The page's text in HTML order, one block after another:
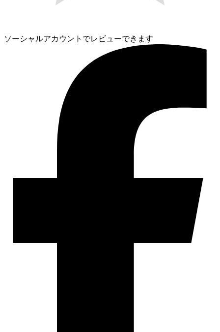
ソーシャルアカウントでレビューできます